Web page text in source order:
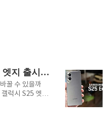
삼성전자 주가, 갤럭시 S25 엣지 출시 영향은?
꿀 수 있을까
럭시 S25 엣지
수도 있을 것